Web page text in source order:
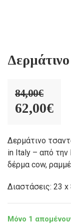
84,00€
Original
was:
84,00€.
62,00€
τρέχουσα
τιμή
62,00€.
Δερμάτινο
in Italy – από την
δέρμα cow,
Διαστάσεις: 23
Μόνο 1